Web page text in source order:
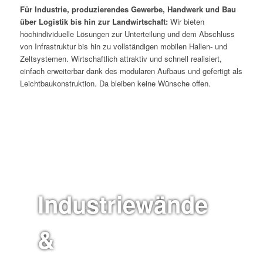
Für Industrie, produzierendes Gewerbe, Handwerk und Bau
über Logistik bis hin zur Landwirtschaft:Wir bieten
hochindividuelle Lösungen zur Unterteilung und dem Abschluss
von Infrastruktur bis hin zu vollständigen mobilen Hallen- und
Zeltsystemen. Wirtschaftlich attraktiv und schnell realisiert,
einfach erweiterbar dank des modularen Aufbaus und gefertigt als
Leichtbaukonstruktion. Da bleiben keine Wünsche offen.
Industriewände
&